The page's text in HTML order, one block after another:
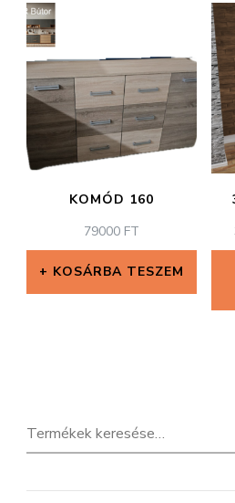
több
variációja
van.
A
a
választhatók
ki
KOMÓD 160
79000 FT
KOSÁRBA TESZEM
Keresés
a
következőre: